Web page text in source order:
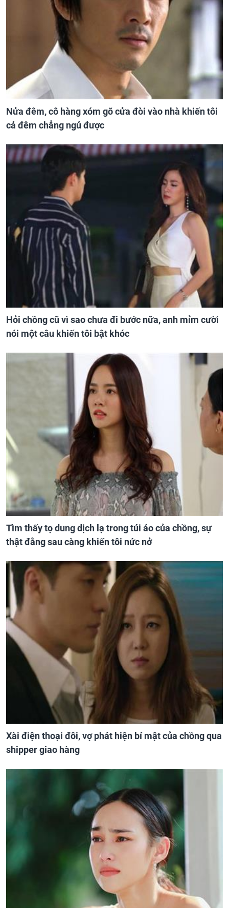
Nửa đêm, cô hàng xóm gõ cửa đòi vào nhà khiến tôi
cả đêm chẳng ngủ được
Hỏi chồng cũ vì sao chưa đi bước nữa, anh mỉm cười
nói một câu khiến tôi bật khóc
Tìm thấy tọ dung dịch lạ trong túi áo của chồng, sự
thật đằng sau càng khiến tôi nức nở
Xài điện thoại đôi, vợ phát hiện bí mật của chồng qua
shipper giao hàng